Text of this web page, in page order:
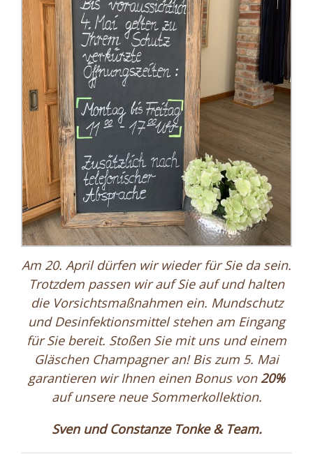
Am 20. April dürfen wir wieder für Sie da sein.
Trotzdem passen wir auf Sie auf und halten
die Vorsichtsmaßnahmen ein. Mundschutz
und Desinfektionsmittel stehen am Eingang
für Sie bereit. Stoßen Sie mit uns und einem
Gläschen Champagner an! Bis zum 5. Mai
garantieren wir Ihnen einen Bonus von 20%
auf unsere neue Sommerkollektion.
Sven und Constanze Tonke & Team.